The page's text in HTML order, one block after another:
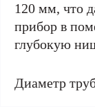
120 мм, что
прибор в
глубокую
Диаметр